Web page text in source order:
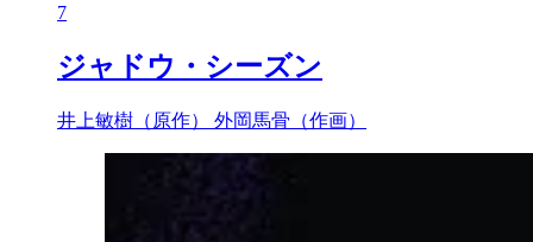
7
ジャドウ・シーズン
井上敏樹（原作） 外岡馬骨（作画）